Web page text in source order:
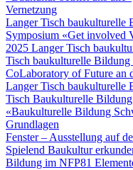
Vernetzung
Langer Tisch baukulturelle
Symposium «Get involved
2025 Langer Tisch
Tisch baukulturelle Bildung
CoLaboratory of Future an
Langer Tisch baukulturelle
Tisch Baukulturelle
«Baukulturelle Bildung
Grundlagen
Fenster – Ausstellung auf
Spielend Baukultur
Bildung im NFP81